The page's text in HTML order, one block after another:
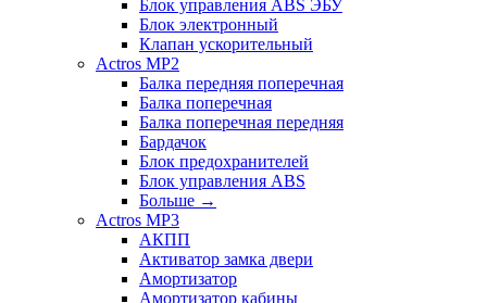
Блок управления ABS ЭБУ
Блок электронный
Клапан ускорительный
Actros MP2
Балка передняя поперечная
Балка поперечная
Балка поперечная передняя
Бардачок
Блок предохранителей
Блок управления ABS
Больше →
Actros MP3
АКПП
Активатор замка двери
Амортизатор
Амортизатор кабины